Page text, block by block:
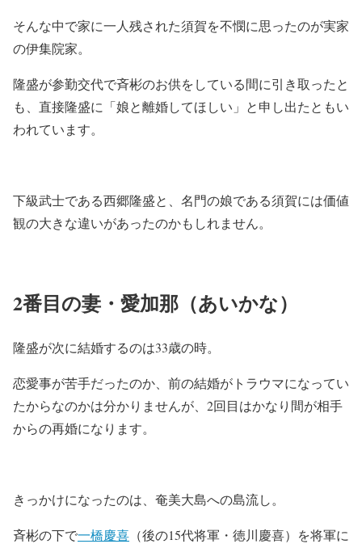
そんな中で家に一人残された須賀を不憫に思ったのが実家
の伊集院家。
隆盛が参勤交代で斉彬のお供をしている間に引き取ったと
も、直接隆盛に「娘と離婚してほしい」と申し出たともい
われています。
下級武士である西郷隆盛と、名門の娘である須賀には価値
観の大きな違いがあったのかもしれません。
2番目の妻・愛加那（あいかな）
隆盛が次に結婚するのは33歳の時。
恋愛事が苦手だったのか、前の結婚がトラウマになってい
たからなのかは分かりませんが、2回目はかなり間が相手
からの再婚になります。
きっかけになったのは、奄美大島への島流し。
斉彬の下で一橋慶喜 （後の15代将軍・徳川慶喜）を将軍に